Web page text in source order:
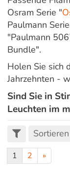
Osram Serie "
Paulmann
"Paulmann
Bundle".
Holen Sie sich
Jahrzehnten -
Sind Sie in
Leuchten im
Sortieren
1 2 »